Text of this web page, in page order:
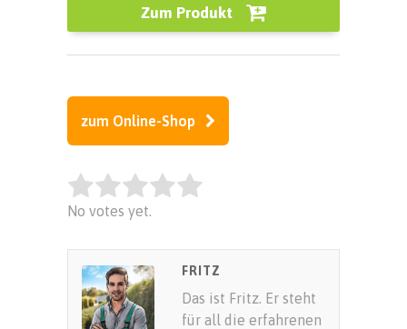
Zum Produkt
zum Online-Shop
Rate this item:
SUBMIT RATING
No votes yet.
FRITZ
Das ist Fritz. Er steht
für all die erfahrenen